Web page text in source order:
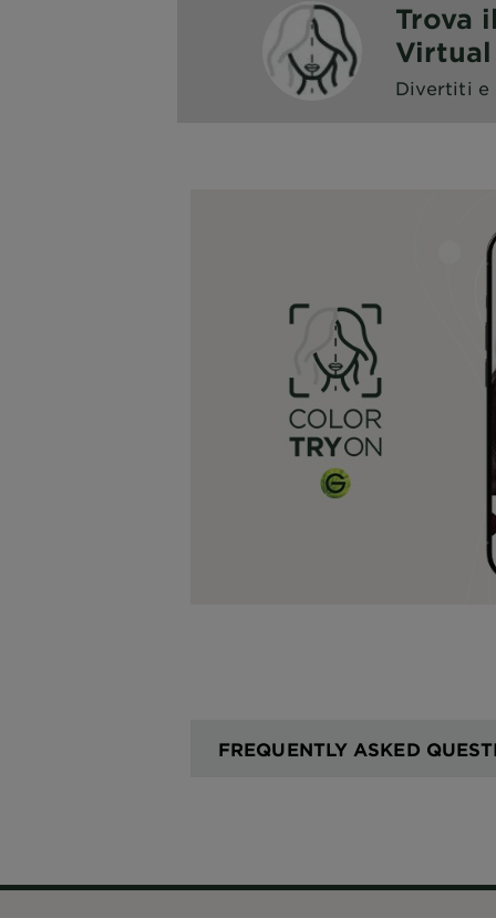
Trova
Virtual
Divertiti e
FREQUENTLY ASKED